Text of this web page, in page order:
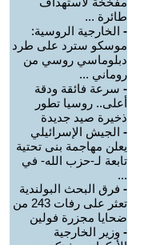
طائرة ...
- الخارجية الروسية:
موسكو سترد على طرد
دبلوماسي روسي من
روماني ...
- سرعة فائقة ودقة
أعلى.. روسيا تطور
ذخيرة صيد جديدة
- الجيش الإسرائيلي
يعلن مهاجمة بنى تحتية
تابعة لـ-حزب الله- في
...
- فرق البحث البولندية
تعثر على رفات 243 من
ضحايا مجزرة فولين
- وزير الخارجية